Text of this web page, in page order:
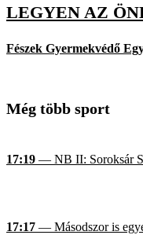
LEGYEN AZ
Fészek Gyermekvédő
Még több sport
17:19 — NB II: Soroksár
17:17 — Másodszor is